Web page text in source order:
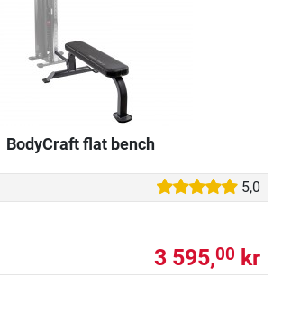
BodyCraft flat bench
5,0
3 595,00 kr